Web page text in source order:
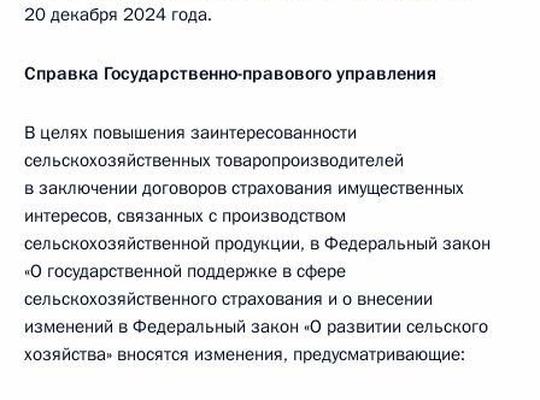
20 декабря 2024 года.
Справка Государственно-правового управления
В целях повышения заинтересованности
сельскохозяйственных товаропроизводителей
в заключении договоров страхования имущественных
интересов, связанных с производством
сельскохозяйственной продукции, в Федеральный закон
«О государственной поддержке в сфере
сельскохозяйственного страхования и о внесении
изменений в Федеральный закон «О развитии сельского
хозяйства» вносятся изменения, предусматривающие: